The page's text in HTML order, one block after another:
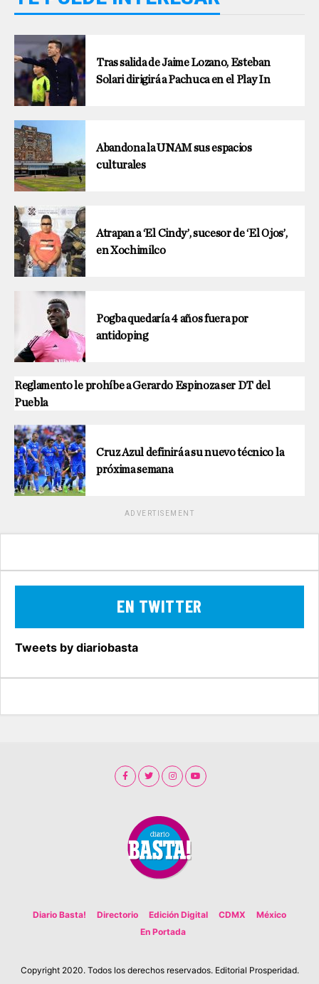
Tras salida de Jaime Lozano, Esteban
Solari dirigirá a Pachuca en el Play In
Abandona la UNAM sus espacios
culturales
Atrapan a ‘El Cindy’, sucesor de ‘El Ojos’,
en Xochimilco
Pogba quedaría 4 años fuera por
antidoping
Reglamento le prohíbe a Gerardo Espinoza ser DT del
Puebla
Cruz Azul definirá a su nuevo técnico la
próxima semana
ADVERTISEMENT
EN TWITTER
Tweets by diariobasta
Diario Basta! Directorio Edición Digital CDMX
México
En Portada
Copyright 2020. Todos los derechos reservados. Editorial Prosperidad.